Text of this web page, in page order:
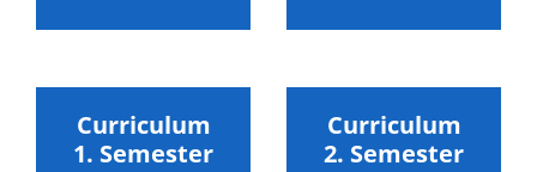
Curriculum
1. Semester
Curriculum
2. Semester